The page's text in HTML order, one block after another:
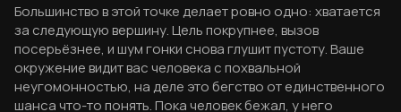
Большинство в этой точке делает ровно одно: хватается
за следующую вершину. Цель покрупнее, вызов
посерьёзнее, и шум гонки снова глушит пустоту. Ваше
окружение видит вас человека с похвальной
неугомонностью, на деле это бегство от единственного
шанса что-то понять. Пока человек бежал, у него